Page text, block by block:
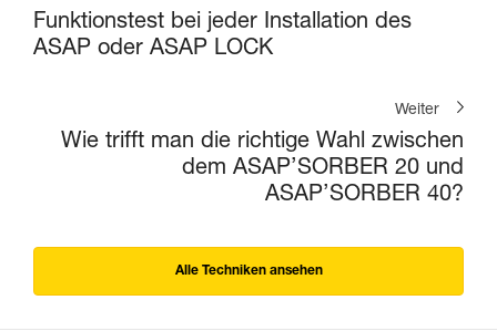
Funktionstest bei jeder Installation des
ASAP oder ASAP LOCK
Weiter
Wie trifft man die richtige Wahl zwischen
dem ASAP’SORBER 20 und
ASAP’SORBER 40?
Alle Techniken ansehen